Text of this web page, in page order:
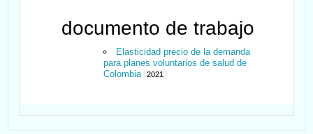
documento de trabajo
Elasticidad precio de la demanda
para planes voluntarios de salud de
Colombia
2021